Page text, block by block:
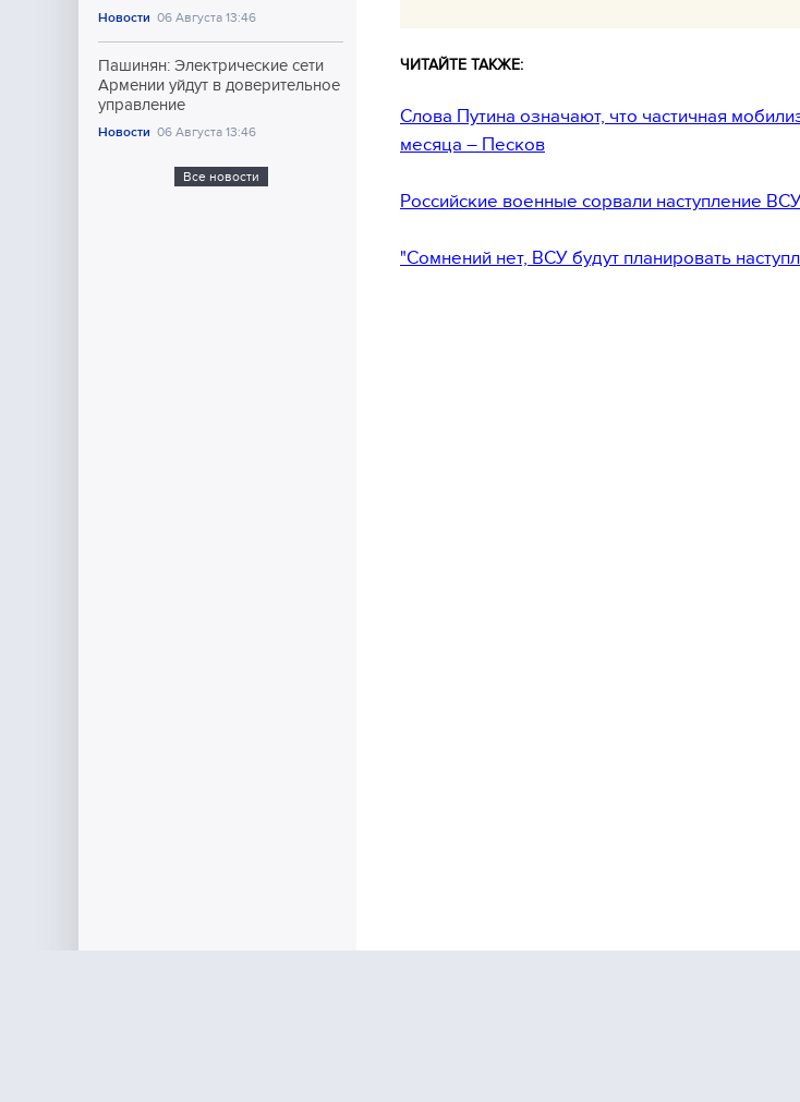
Новости 06 Августа 13:46
Пашинян: Электрические сети
Армении уйдут в доверительное
управление
Новости 06 Августа 13:46
Все новости
ЧИТАЙТЕ ТАКЖЕ:
Слова Путина означают, что частичная
месяца – Песков
Российские военные сорвали наступление
"Сомнений нет, ВСУ будут планировать